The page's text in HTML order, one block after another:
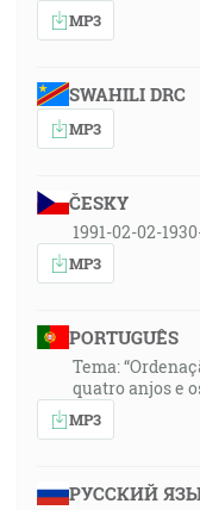
MP3
SWAHILI DRC
MP3
ČESKY
1991-02-02-
MP3
PORTUGUÊS
Tema:
quatro anjos e
MP3
РУССКИЙ